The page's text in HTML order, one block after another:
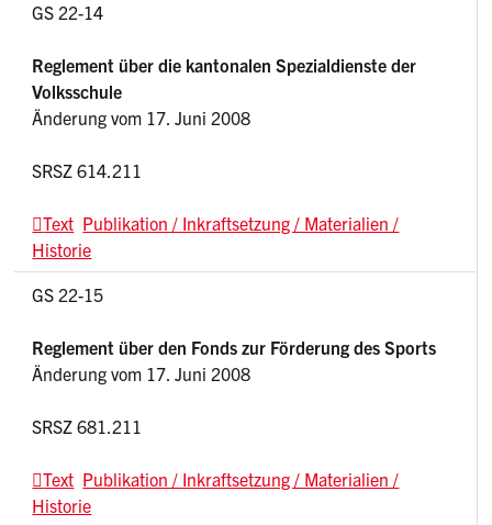
GS 22-14
Reglement über die kantonalen Spezialdienste der
Volksschule
Änderung vom 17. Juni 2008
SRSZ 614.211
Text Publikation / Inkraftsetzung / Materialien /
Historie
GS 22-15
Reglement über den Fonds zur Förderung des Sports
Änderung vom 17. Juni 2008
SRSZ 681.211
Text Publikation / Inkraftsetzung / Materialien /
Historie